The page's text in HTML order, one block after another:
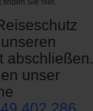
finden Sie hier.
abschließen.
unser